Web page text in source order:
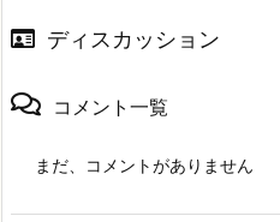
ディスカッション
コメント一覧
まだ、コメントがありません